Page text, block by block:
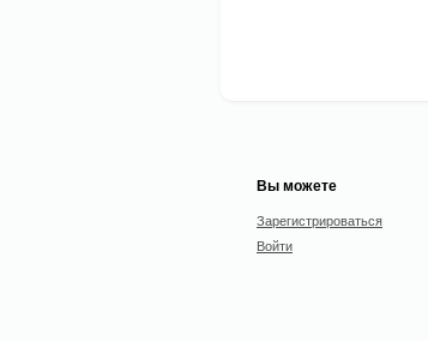
Вы можете
Зарегистрироваться
Войти